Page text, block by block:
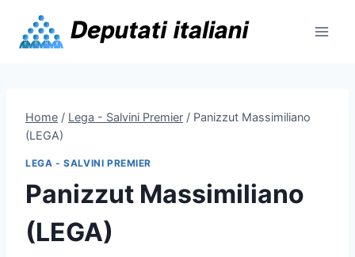
content
Home / Lega - Salvini Premier / Panizzut Massimiliano
(LEGA)
LEGA - SALVINI PREMIER
Panizzut Massimiliano
(LEGA)